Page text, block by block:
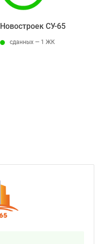
Новостроек СУ-65
сданных — 1 ЖК